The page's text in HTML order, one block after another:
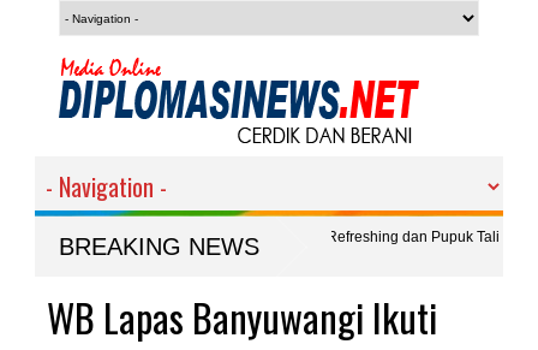
BREAKING NEWS
ke-81 RI, Kalapas Solichin : Refreshing dan Pupuk Tali
WB Lapas Banyuwangi Ikuti